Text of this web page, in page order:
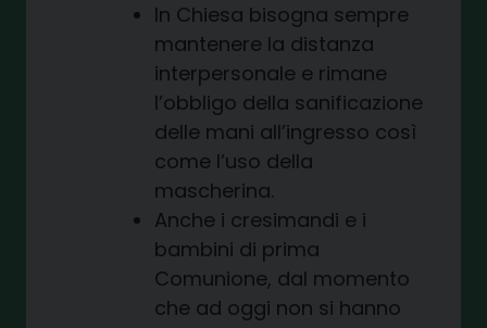
In Chiesa bisogna sempre
mantenere la distanza
interpersonale e rimane
l’obbligo della sanificazione
delle mani all’ingresso così
come l’uso della
mascherina.
Anche i cresimandi e i
bambini di prima
Comunione, dal momento
che ad oggi non si hanno